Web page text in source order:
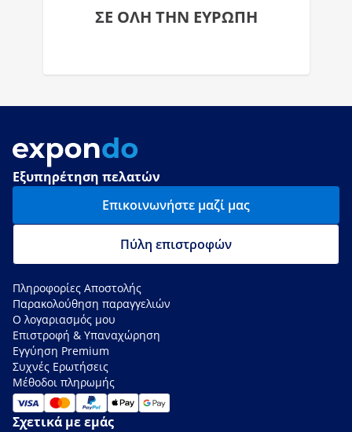
ΣΕ ΟΛΗ ΤΗΝ ΕΥΡΩΠΗ
Εξυπηρέτηση πελατών
Επικοινωνήστε μαζί μας
Πύλη επιστροφών
Πληροφορίες Αποστολής
Παρακολούθηση παραγγελιών
Ο λογαριασμός μου
Επιστροφή & Υπαναχώρηση
Εγγύηση Premium
Συχνές Ερωτήσεις
Μέθοδοι πληρωμής
Σχετικά με εμάς